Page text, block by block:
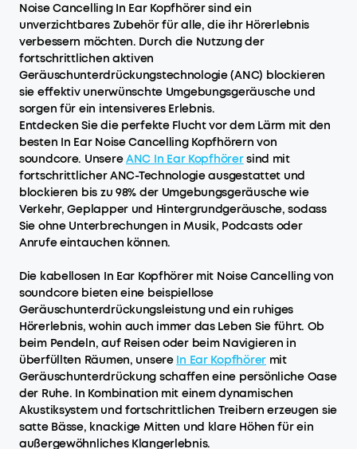
Noise Cancelling In Ear Kopfhörer sind ein
unverzichtbares Zubehör für alle, die ihr Hörerlebnis
verbessern möchten. Durch die Nutzung der
fortschrittlichen aktiven
Geräuschunterdrückungstechnologie (ANC) blockieren
sie effektiv unerwünschte Umgebungsgeräusche und
sorgen für ein intensiveres Erlebnis.
Entdecken Sie die perfekte Flucht vor dem Lärm mit den
besten In Ear Noise Cancelling Kopfhörern von
soundcore. UnsereANC In Ear Kopfhörersind mit
fortschrittlicher ANC-Technologie ausgestattet und
blockieren bis zu 98% der Umgebungsgeräusche wie
Verkehr, Geplapper und Hintergrundgeräusche, sodass
Sie ohne Unterbrechungen in Musik, Podcasts oder
Anrufe eintauchen können.
Die kabellosen In Ear Kopfhörer mit Noise Cancelling von
soundcore bieten eine beispiellose
Geräuschunterdrückungsleistung und ein ruhiges
Hörerlebnis, wohin auch immer das Leben Sie führt. Ob
beim Pendeln, auf Reisen oder beim Navigieren in
überfüllten Räumen, unsere In Ear Kopfhörermit
Geräuschunterdrückung schaffen eine persönliche Oase
der Ruhe. In Kombination mit einem dynamischen
Akustiksystem und fortschrittlichen Treibern erzeugen sie
satte Bässe, knackige Mitten und klare Höhen für ein
außergewöhnliches Klangerlebnis.